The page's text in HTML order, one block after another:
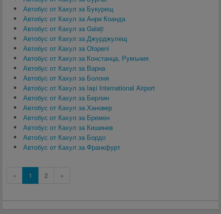
Автобус от Кахул за Букурещ
Автобус от Кахул за Анри Коанда
Автобус от Кахул за Galați
Автобус от Кахул за Джурджулещ
Автобус от Кахул за Otopeni
Автобус от Кахул за Констанца, Румъния
Автобус от Кахул за Варна
Автобус от Кахул за Болоня
Автобус от Кахул за Iași International Airport
Автобус от Кахул за Берлин
Автобус от Кахул за Хановер
Автобус от Кахул за Бремен
Автобус от Кахул за Кишинев
Автобус от Кахул за Бордо
Автобус от Кахул за Франкфурт
« 1 2 »